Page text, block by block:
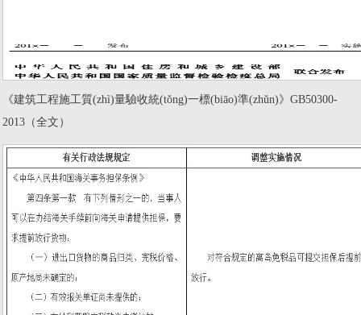
《建筑工程施工質(zhì)量驗收統(tǒng)一標(biāo)準(zhǔn)》GB50300-
2013（全文）